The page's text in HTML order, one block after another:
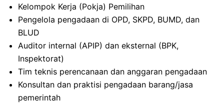
Kelompok Kerja (Pokja) Pemilihan
Pengelola pengadaan di OPD, SKPD, BUMD, dan
BLUD
Auditor internal (APIP) dan eksternal (BPK,
Inspektorat)
Tim teknis perencanaan dan anggaran pengadaan
Konsultan dan praktisi pengadaan barang/jasa
pemerintah